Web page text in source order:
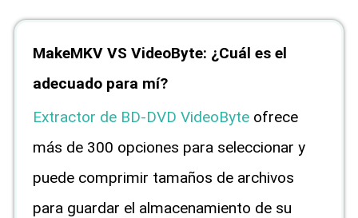
MakeMKV VS VideoByte: ¿Cuál es el
adecuado para mí?
Extractor de BD-DVD VideoByteofrece
más de 300 opciones para seleccionar y
puede comprimir tamaños de archivos
para guardar el almacenamiento de su